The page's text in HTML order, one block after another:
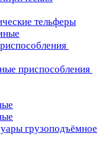
тельферы
приспособления
грузоподъёмное